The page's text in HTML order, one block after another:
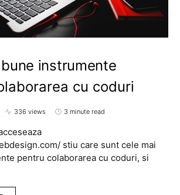
instrumente
cu coduri
336 views 3 minute read
stiu care sunt cele mai
pentru colaborarea cu coduri, si